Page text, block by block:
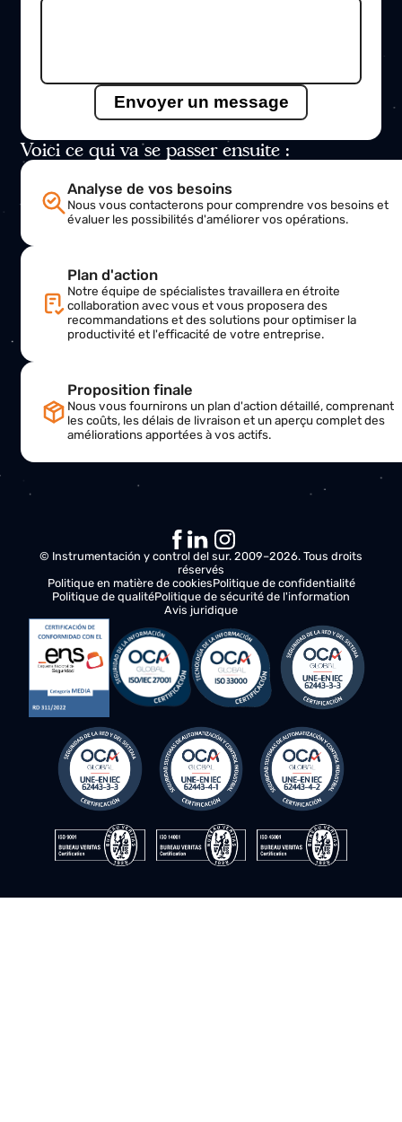
Nom
E-mail
Sujet
Message
Voici ce qui va se passer ensuite :
Analyse de vos besoins
Nous vous contacterons pour comprendre vos besoins
évaluer les possibilités d'améliorer vos opérations.
Notre équipe de spécialistes travaillera en étroite
collaboration avec vous et vous proposera des
recommandations et des solutions pour optimiser la
productivité et l'efficacité de votre entreprise.
Proposition finale
Nous vous fournirons un plan d'action détaillé,
les coûts, les délais de livraison et un aperçu complet
améliorations apportées à vos actifs.
réservés
Politique en matière de cookiesPolitique de confidentialité
Politique de qualitéPolitique de sécurité de l'information